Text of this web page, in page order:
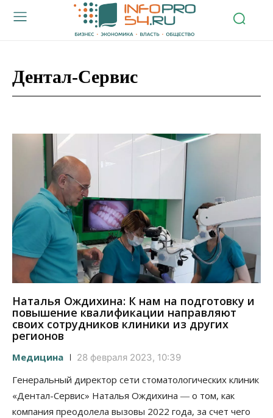
Дентал-Сервис
Наталья Ождихина: К нам на подготовку и
повышение квалификации направляют
своих сотрудников клиники из других
регионов
Медицина 28 февраля 2023, 10:39
Генеральный директор сети стоматологических клиник
«Дентал-Сервис» Наталья Ождихина ― о том, как
компания преодолела вызовы 2022 года, за счет чего